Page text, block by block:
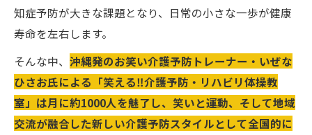
知症予防が大きな課題となり、日常の小さな一歩が健康
寿命を左右します。
そんな中、 沖縄発のお笑い介護予防トレーナー・いぜな
ひさお氏による「笑える‼️介護予防・リハビリ体操教
室」は月に約1000人を魅了し、笑いと運動、そして地域
交流が融合した新しい介護予防スタイルとして全国的に